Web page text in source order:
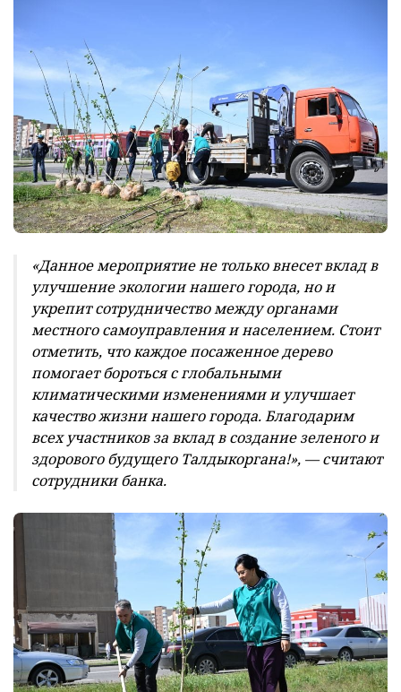
«Данное мероприятие не только внесет вклад в
улучшение экологии нашего города, но и
укрепит сотрудничество между органами
местного самоуправления и населением. Стоит
отметить, что каждое посаженное дерево
помогает бороться с глобальными
климатическими изменениями и улучшает
качество жизни нашего города. Благодарим
всех участников за вклад в создание зеленого и
здорового будущего Талдыкоргана!», — считают
сотрудники банка.